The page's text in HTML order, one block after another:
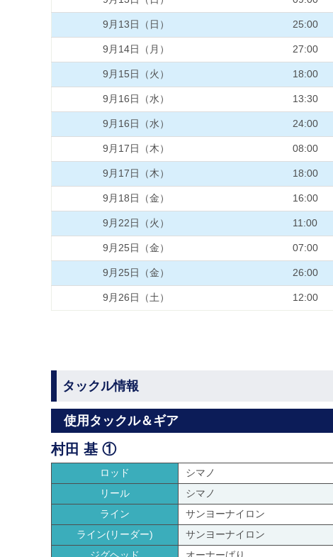
9月13日（日） 25:00
9月14日（月） 27:00
9月15日（火） 18:00
9月16日（水） 13:30
9月16日（水） 24:00
9月17日（木） 08:00
9月17日（木） 18:00
9月18日（金） 16:00
9月22日（火） 11:00
9月25日（金） 07:00
9月25日（金） 26:00
9月26日（土） 12:00
タックル情報
使用タックル＆ギア
村田 基 ①
ロッド シマノ
リール
シマノ
ライン
サンヨーナイロン
ライン(リーダー)
サンヨーナイロン